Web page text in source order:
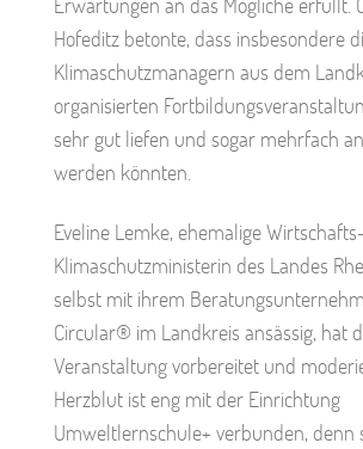
Hofeditz betonte, dass insbesondere
Klimaschutzmanagern aus dem
organisierten
sehr gut liefen und sogar mehrfach
werden könnten.
Eveline Lemke, ehemalige
Klimaschutzministerin des Landes
selbst mit ihrem
Circular® im Landkreis ansässig, hat
Veranstaltung vorbereitet und
Herzblut ist eng mit der Einrichtung
Umweltlernschule+ verbunden, denn